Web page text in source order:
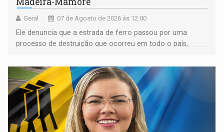
Geral 07 de Agosto de 2026 às 12:00
Ele denuncia que a estrada de ferro passou por uma
processo de destruição que ocorreu em todo o país,